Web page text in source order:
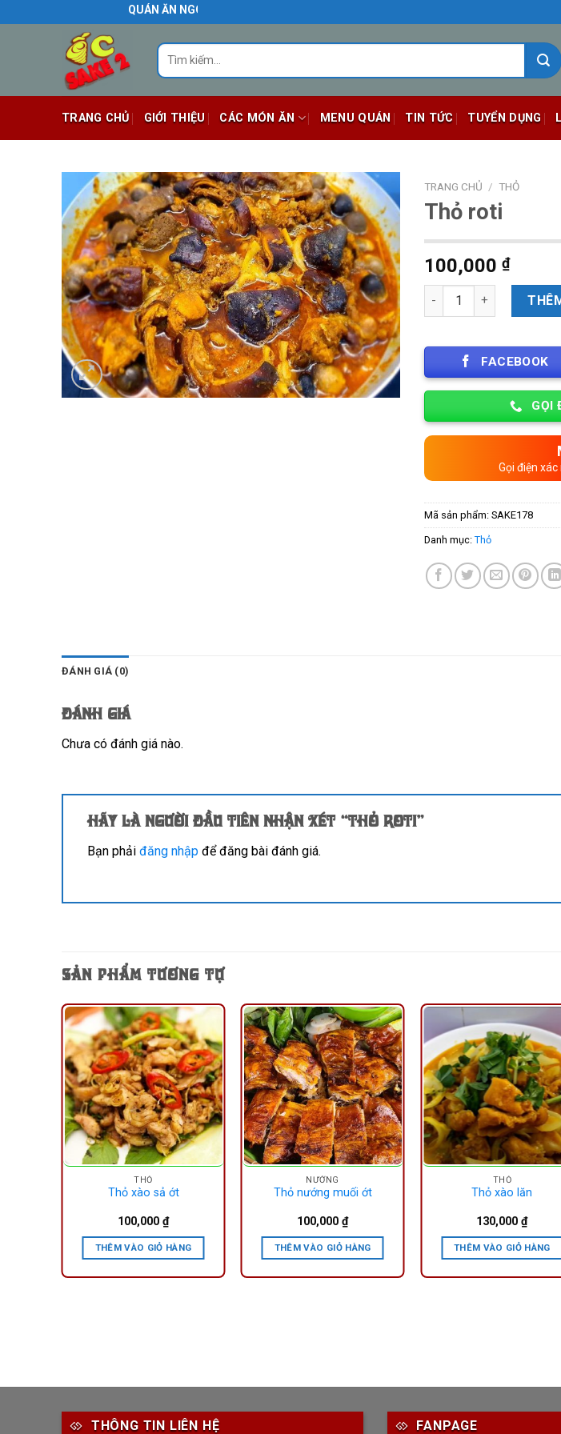
to
QUÁN ĂN NGON BIÊN HÒA
Tìm
kiếm:
TRANG CHỦ GIỚI THIỆU CÁC MÓN ĂN MENU QUÁN TIN TỨC TUYỂN DỤNG
TRANG CHỦ / THỎ
Thỏ roti
100,000₫
Số lượng
FACEBOOK
GỌI
Gọi điện
Mã sản phẩm:SAKE178
Danh mục:Thỏ
ĐÁNH GIÁ (0)
Đánh giá
Chưa có đánh giá nào.
Hãy là người đầu tiên nhận xét “Thỏ roti”
Bạn phải đăng nhập để đăng bài đánh giá.
SẢN PHẨM TƯƠNG TỰ
THỎ
Thỏ xào sả ớt
100,000₫
THÊM VÀO GIỎ HÀNG
NƯỚNG
Thỏ nướng muối ớt
100,000₫
THÊM VÀO GIỎ HÀNG
THỎ
Thỏ xào lăn
130,000₫
THÊM VÀO GIỎ HÀNG
THÔNG TIN LIÊN HỆ FANPAGE